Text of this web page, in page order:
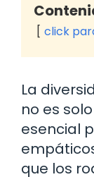
click
La
no es
esencial
que los